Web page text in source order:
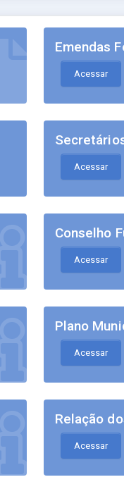
Emendas
Acessar
Acessar
Conselho
Acessar
Plano
Acessar
Relação
Acessar